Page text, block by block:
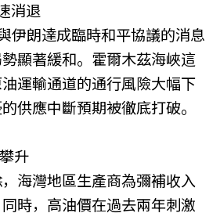
消退
伊朗達成臨時和平協議的消息
顯著緩和。霍爾木茲海峽這
運輸通道的通行風險大幅下
供應中斷預期被徹底打破。
升
海灣地區生產商為彌補收入
時，高油價在過去兩年刺激